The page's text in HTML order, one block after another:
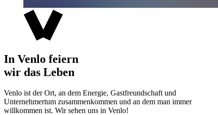
In Venlo feiern
wir das Leben
Venlo ist der Ort, an dem Energie, Gastfreundschaft und
Unternehmertum zusammenkommen und an dem man immer
willkommen ist. Wir sehen uns in Venlo!